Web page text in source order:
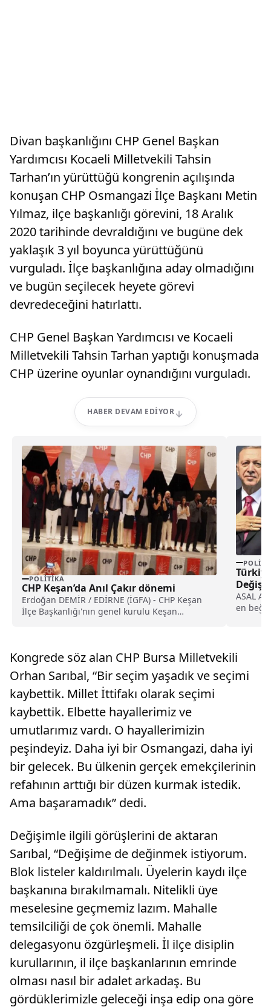
Divan başkanlığını CHP Genel Başkan
Yardımcısı Kocaeli Milletvekili Tahsin
Tarhan’ın yürüttüğü kongrenin açılışında
konuşan CHP Osmangazi İlçe Başkanı Metin
Yılmaz, ilçe başkanlığı görevini, 18 Aralık
2020 tarihinde devraldığını ve bugüne dek
yaklaşık 3 yıl boyunca yürüttüğünü
vurguladı. İlçe başkanlığına aday olmadığını
ve bugün seçilecek heyete görevi
devredeceğini hatırlattı.
CHP Genel Başkan Yardımcısı ve Kocaeli
Milletvekili Tahsin Tarhan yaptığı konuşmada
CHP üzerine oyunlar oynandığını vurguladı.
HABER DEVAM EDIYOR
POLITIKA
CHP Keşan’da Anıl Çakır dönemi
Erdoğan DEMİR / EDİRNE (İGFA) - CHP Keşan
İlçe Başkanlığı'nın genel kurulu Keşan
ASAL
en
Kongrede söz alan CHP Bursa Milletvekili
Orhan Sarıbal, “Bir seçim yaşadık ve seçimi
kaybettik. Millet İttifakı olarak seçimi
kaybettik. Elbette hayallerimiz ve
umutlarımız vardı. O hayallerimizin
peşindeyiz. Daha iyi bir Osmangazi, daha iyi
bir gelecek. Bu ülkenin gerçek emekçilerinin
refahının arttığı bir düzen kurmak istedik.
Ama başaramadık” dedi.
Değişimle ilgili görüşlerini de aktaran
Sarıbal, “Değişime de değinmek istiyorum.
Blok listeler kaldırılmalı. Üyelerin kaydı ilçe
başkanına bırakılmamalı. Nitelikli üye
meselesine geçmemiz lazım. Mahalle
temsilciliği de çok önemli. Mahalle
delegasyonu özgürleşmeli. İl ilçe disiplin
kurullarının, il ilçe başkanlarının emrinde
olması nasıl bir adalet arkadaş. Bu
gördüklerimizle geleceği inşa edip ona göre